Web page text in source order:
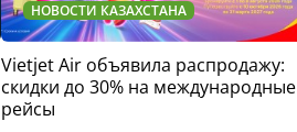
НОВОСТИ КАЗАХСТАНА
Vietjet Air объявила распродажу:
скидки до 30% на международные
рейсы